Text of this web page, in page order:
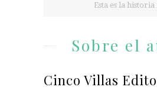
Esta es la
Sobre el
Cinco Villas